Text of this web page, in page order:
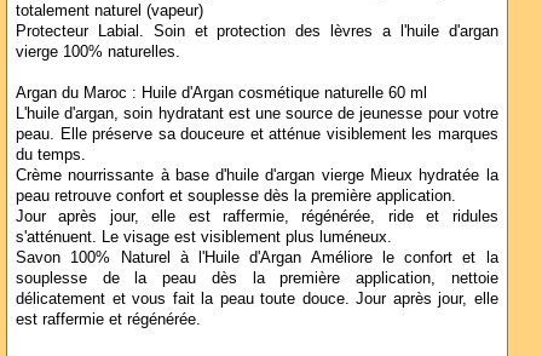
totalement naturel (vapeur)
Protecteur Labial. Soin et protection des lèvres a l'huile d'argan
vierge 100% naturelles.
Argan du Maroc : Huile d'Argan cosmétique naturelle 60 ml
L'huile d'argan, soin hydratant est une source de jeunesse pour votre
peau. Elle préserve sa douceure et atténue visiblement les marques
du temps.
Crème nourrissante à base d'huile d'argan vierge Mieux hydratée la
peau retrouve confort et souplesse dès la première application.
Jour après jour, elle est raffermie, régénérée, ride et ridules
s'atténuent. Le visage est visiblement plus luméneux.
Savon 100% Naturel à l'Huile d'Argan Améliore le confort et la
souplesse de la peau dès la première application, nettoie
délicatement et vous fait la peau toute douce. Jour après jour, elle
est raffermie et régénérée.